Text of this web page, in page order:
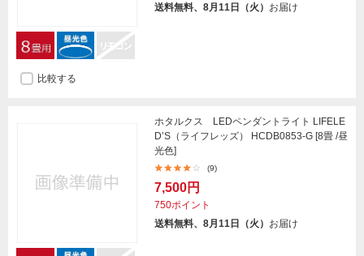
送料無料、8月11日（火） お届け
比較する
ホタルクス LEDペンダントライト LIFELE
D’S（ライフレッズ） HCDB0853-G [8畳 /昼
光色]
(9)
7,500円
750ポイント
送料無料、8月11日（火） お届け